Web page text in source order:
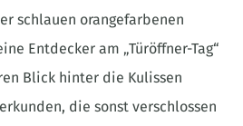
schlauen orangefarbenen
Entdecker am „Türöffner-Tag“
Blick hinter die Kulissen
die sonst verschlossen